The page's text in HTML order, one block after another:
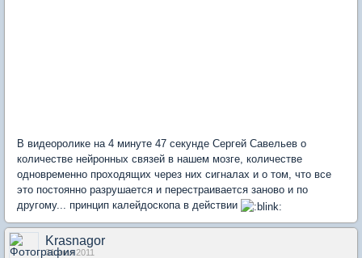
В видеоролике на 4 минуте 47 секунде Сергей Савельев о
количестве нейронных связей в нашем мозге, количестве
одновременно проходящих через них сигналах и о том, что все
это постоянно разрушается и перестраивается заново и по
другому... принцип калейдоскопа в действии
Krasnagor
31 июл 2011